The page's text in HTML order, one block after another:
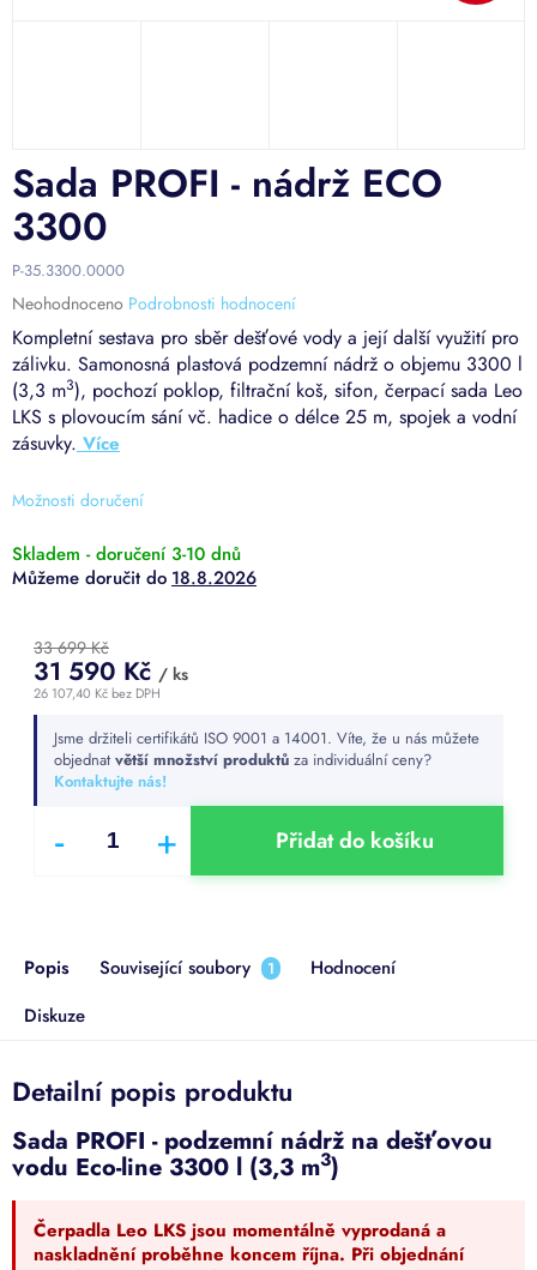
Možnosti doručení
Kompletní sestava pro sběr dešťové vody a její další využití pro
zálivku. Samonosná plastová podzemní nádrž o objemu 3300 l
(3,3 m3), pochozí poklop, filtrační koš, sifon, čerpací sada Leo
LKS s plovoucím sání vč. hadice o délce 25 m, spojek a vodní
zásuvky.
Sada PROFI - nádrž ECO
3300
P-35.3300.0000
Průměrné
hodnocení
produktu
je
0,0
z
5
hvězdiček.
Neohodnoceno Podrobnosti hodnocení
Skladem - doručení 3-10 dnů
18.8.2026
33 699 Kč
31 590 Kč / ks
26 107,40 Kč bez DPH
cena:Jsme držiteli certifikátů ISO 9001 a 14001. Víte, že u nás můžete
objednat větší množství produktů za individuální ceny?
Kontaktujte nás!
Přidat do košíku
Popis Související soubory 1
Hodnocení
Diskuze
Detailní popis produktu
Sada PROFI - podzemní nádrž na dešťovou
vodu Eco-line 3300 l (3,3 m3)
Čerpadla Leo LKS jsou momentálně vyprodaná a
naskladnění proběhne koncem října. Při objednání